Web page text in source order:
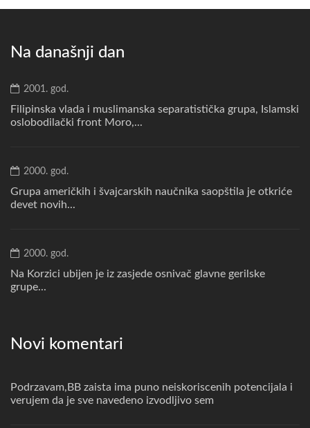
Na današnji dan
2001. god.
Filipinska vlada i muslimanska separatistička grupa, Islamski
oslobodilački front Moro,...
2000. god.
Grupa američkih i švajcarskih naučnika saopštila je otkriće
devet novih...
2000. god.
Na Korzici ubijen je iz zasjede osnivač glavne gerilske
grupe...
Novi komentari
Podrzavam,BB zaista ima puno neiskoriscenih potencijala i
verujem da je sve navedeno izvodljivo sem